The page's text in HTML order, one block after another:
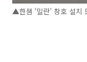
▲한샘 '밀란' 창호 설치